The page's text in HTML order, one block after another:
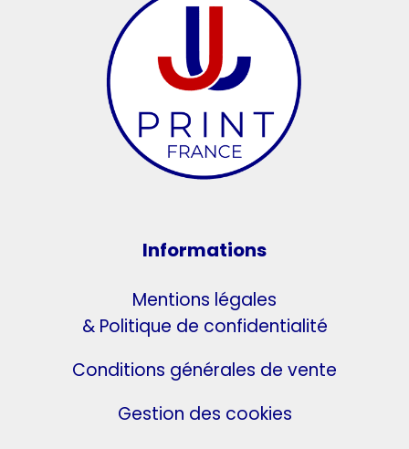
Informations
Mentions légales
& Politique de confidentialité
Conditions générales de vente
Gestion des cookies